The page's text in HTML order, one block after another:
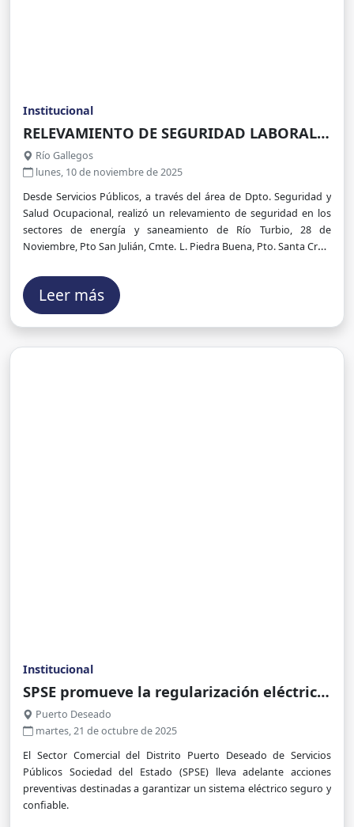
Institucional
RELEVAMIENTO DE SEGURIDAD LABORAL
EN VARIAS LOCALIDADES DE LA
PROVINCIA
Río Gallegos
lunes, 10 de noviembre de 2025
Desde Servicios Públicos, a través del área de Dpto. Seguridad y
Salud Ocupacional, realizó un relevamiento de seguridad en los
sectores de energía y saneamiento de Río Turbio, 28 de
Noviembre, Pto San Julián, Cmte. L. Piedra Buena, Pto. Santa Cruz,
trabajo seguro y saludable para sus empleados
Leer más
Institucional
SPSE promueve la regularización eléctrica
para una energía segura y confiable
Puerto Deseado
martes, 21 de octubre de 2025
El Sector Comercial del Distrito Puerto Deseado de Servicios
Públicos Sociedad del Estado (SPSE) lleva adelante acciones
preventivas destinadas a garantizar un sistema eléctrico seguro y
confiable.